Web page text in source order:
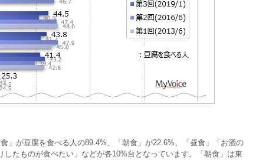
」が豆腐を食べる人の89.4%、「朝食」が22.6%、「昼食」「お酒の
したものが食べたい」などが各10%台となっています。「朝食」は東